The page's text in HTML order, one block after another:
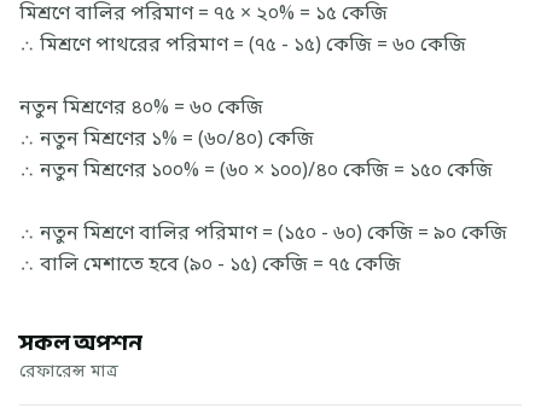
মিশ্রণে বালির পরিমাণ = ৭৫ × ২০% = ১৫ কেজি
∴ মিশ্রণে পাথরের পরিমাণ = (৭৫ - ১৫) কেজি = ৬০ কেজি
নতুন মিশ্রণের ৪০% = ৬০ কেজি
∴ নতুন মিশ্রণের ১% = (৬০/৪০) কেজি
∴ নতুন মিশ্রণের ১০০% = (৬০ × ১০০)/৪০ কেজি = ১৫০ কেজি
∴ নতুন মিশ্রণে বালির পরিমাণ = (১৫০ - ৬০) কেজি = ৯০ কেজি
∴ বালি মেশাতে হবে (৯০ - ১৫) কেজি = ৭৫ কেজি
সকল অপশন
রেফারেন্স মাত্র